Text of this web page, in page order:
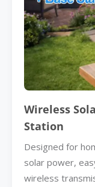
Wireless
Station
Designed for
solar power,
wireless